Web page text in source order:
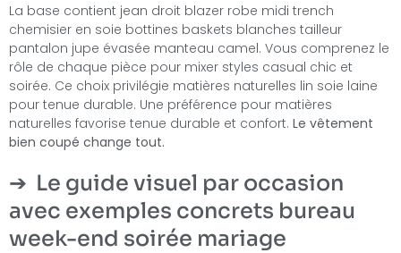
La base contient jean droit blazer robe midi trench
chemisier en soie bottines baskets blanches tailleur
pantalon jupe évasée manteau camel. Vous comprenez le
rôle de chaque pièce pour mixer styles casual chic et
soirée. Ce choix privilégie matières naturelles lin soie laine
pour tenue durable. Une préférence pour matières
naturelles favorise tenue durable et confort. Le vêtement
bien coupé change tout.
Le guide visuel par occasion
avec exemples concrets bureau
week-end soirée mariage